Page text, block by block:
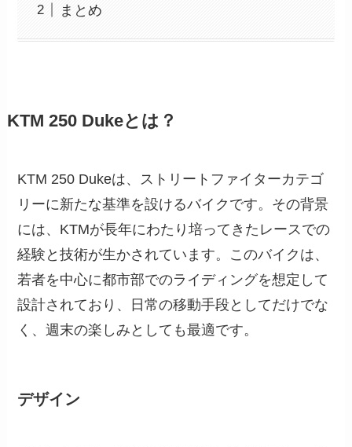
まとめ
KTM 250 Dukeとは？
KTM 250 Dukeは、ストリートファイターカテゴ
リーに新たな基準を設けるバイクです。その背景
には、KTMが長年にわたり培ってきたレースでの
経験と技術が生かされています。このバイクは、
若者を中心に都市部でのライディングを想定して
設計されており、日常の移動手段としてだけでな
く、週末の楽しみとしても最適です。
デザイン